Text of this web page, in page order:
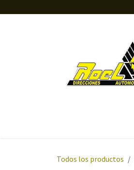
Todos los productos